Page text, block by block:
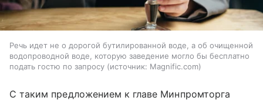
Речь идет не о дорогой бутилированной воде, а об очищенной
водопроводной воде, которую заведение могло бы бесплатно
подать гостю по запросу
источник: Magnific.com
С таким предложением к главе Минпромторга